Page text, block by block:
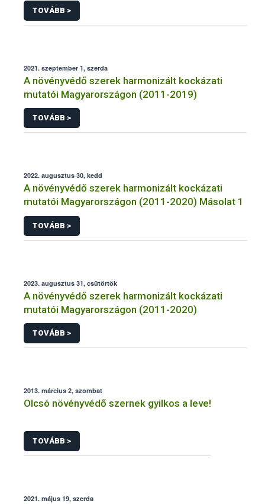
TOVÁBB >
2021. szeptember 1, szerda
A növényvédő szerek harmonizált kockázati
mutatói Magyarországon (2011-2019)
TOVÁBB >
2022. augusztus 30, kedd
A növényvédő szerek harmonizált kockázati
mutatói Magyarországon (2011-2020) Másolat 1
TOVÁBB >
2023. augusztus 31, csütörtök
A növényvédő szerek harmonizált kockázati
mutatói Magyarországon (2011-2020)
TOVÁBB >
2013. március 2, szombat
Olcsó növényvédő szernek gyilkos a leve!
TOVÁBB >
2021. május 19, szerda